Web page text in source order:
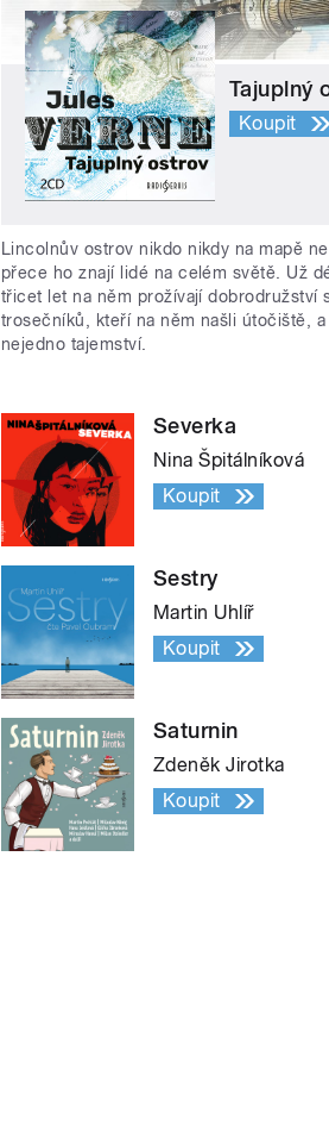
Tajuplný
Koupit
Lincolnův ostrov nikdo nikdy na mapě
přece ho znají lidé na celém světě. Už
třicet let na něm prožívají dobrodružství
trosečníků, kteří na něm našli útočiště, a
nejedno tajemství.
Severka
Nina Špitálníková
Koupit
Sestry
Martin Uhlíř
Koupit
Saturnin
Zdeněk Jirotka
Koupit